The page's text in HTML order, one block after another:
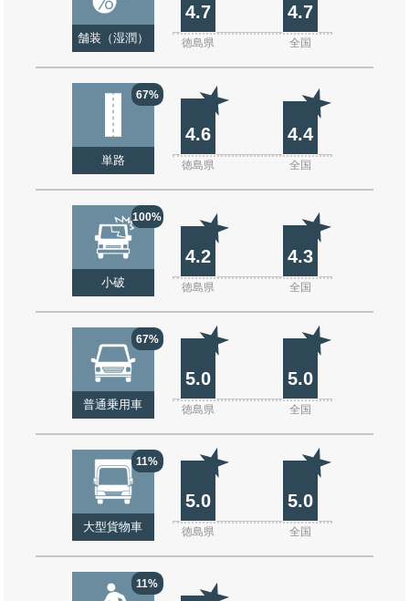
舗装（湿潤）
4.7 4.7
徳島県 全国
67%
単路
4.6 4.4
徳島県 全国
100%
小破
4.2 4.3
徳島県 全国
67%
普通乗用車
5.0 5.0
徳島県 全国
11%
大型貨物車
5.0 5.0
徳島県 全国
11%